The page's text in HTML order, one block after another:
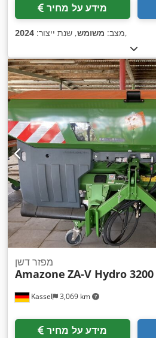
מידע על מחיר
מצב: משומש, שנת ייצור: 2024 ,
Kassel 3,069 km
מפזר דשן
Amazone ZA-V Hydro
מידע על מחיר